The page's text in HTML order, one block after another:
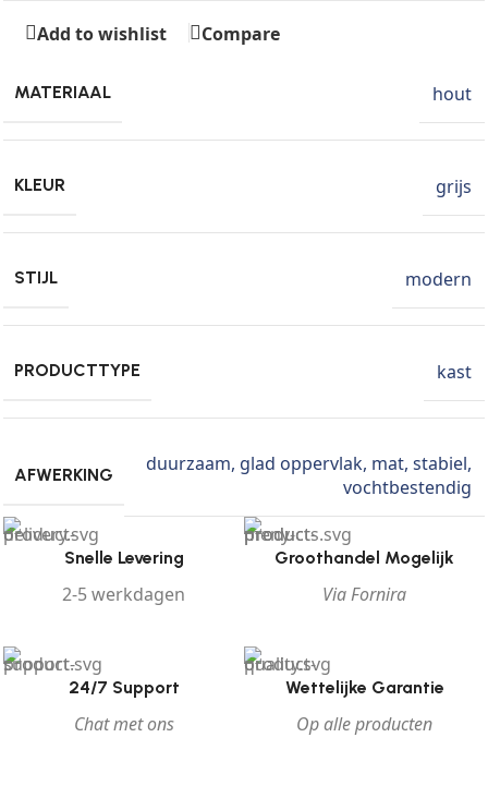
Add to wishlist
Compare
MATERIAAL hout
KLEUR grijs
STIJL modern
PRODUCTTYPE kast
AFWERKING duurzaam, glad oppervlak, mat, stabiel,
vochtbestendig
Snelle Levering
2-5 werkdagen
Groothandel Mogelijk
Via Fornira
24/7 Support
Chat met ons
Wettelijke Garantie
Op alle producten